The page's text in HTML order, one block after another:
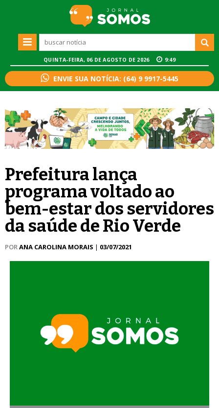
QUINTA-FEIRA, 06 DE AGOSTO DE 2026 9:49
ENVIE SUA NOTÍCIA: (64) 9 9917-5445
Prefeitura lança
programa voltado ao
bem-estar dos servidores
da saúde de Rio Verde
PORANA CAROLINA MORAIS | 03/07/2021